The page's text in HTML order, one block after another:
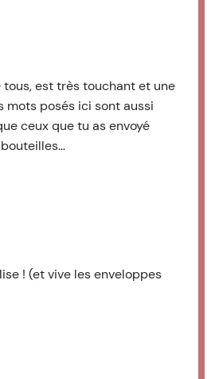
tous, est très touchant et une
mots posés ici sont aussi
ceux que tu as envoyé
! (et vive les enveloppes